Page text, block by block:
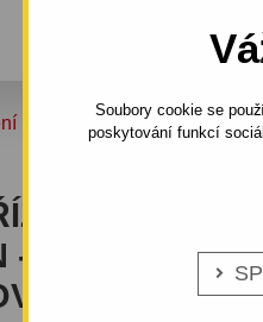
Soubory cookie se
poskytování funkcí

VOZÍKY
5 VAN
PRO
-
SYSTÉM